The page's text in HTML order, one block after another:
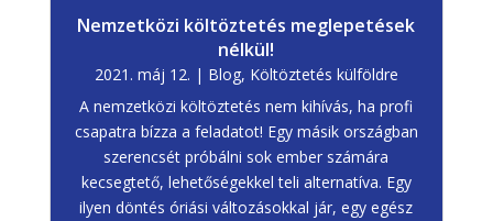
Nemzetközi költöztetés meglepetések
nélkül!
2021. máj 12. | Blog, Költöztetés külföldre
A nemzetközi költöztetés nem kihívás, ha profi
csapatra bízza a feladatot! Egy másik országban
szerencsét próbálni sok ember számára
kecsegtető, lehetőségekkel teli alternatíva. Egy
ilyen döntés óriási változásokkal jár, egy egész